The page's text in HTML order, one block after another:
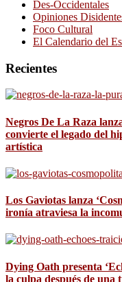
Des-Occidentales
Opiniones
Foco Cultural
El Calendario del
Recientes
Negros De La Raza
convierte el legado del
artística
Los Gaviotas lanza
ironía atraviesa la
Dying Oath presenta
la culpa después de una